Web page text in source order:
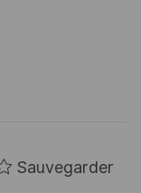
Sauvegarder